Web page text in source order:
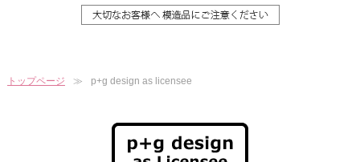
トップページ p+g design as licensee